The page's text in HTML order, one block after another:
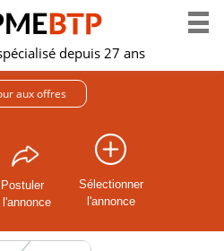
depuis 27 ans
aux offres
Postuler
l'annonce
Sélectionner
l'annonce